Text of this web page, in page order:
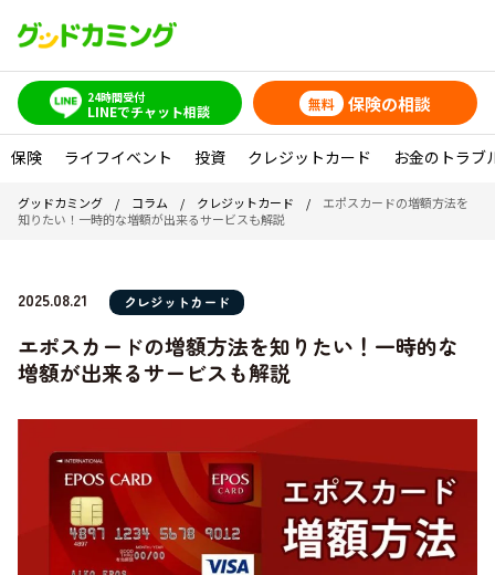
24時間受付
LINEでチャット相談 無料 保険の相談
保険 ライフイベント 投資 クレジットカード お金のトラブ
グッドカミング / コラム / クレジットカード / エポスカードの増額方法を
知りたい！一時的な増額が出来るサービスも解説
2025.08.21 クレジットカード
エポスカードの増額方法を知りたい！一時的な
増額が出来るサービスも解説